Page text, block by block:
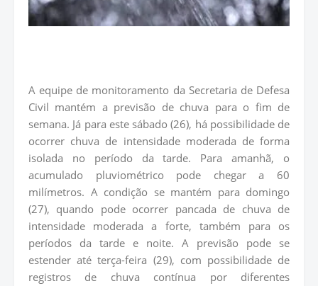
A equipe de monitoramento da Secretaria de Defesa
Civil mantém a previsão de chuva para o fim de
semana. Já para este sábado (26), há possibilidade de
ocorrer chuva de intensidade moderada de forma
isolada no período da tarde. Para amanhã, o
acumulado pluviométrico pode chegar a 60
milímetros. A condição se mantém para domingo
(27), quando pode ocorrer pancada de chuva de
intensidade moderada a forte, também para os
períodos da tarde e noite. A previsão pode se
estender até terça-feira (29), com possibilidade de
registros de chuva contínua por diferentes